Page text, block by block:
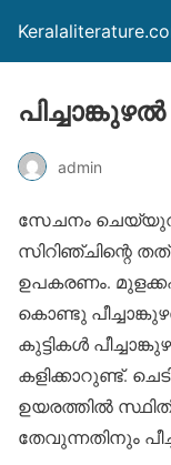
പിച്ചാങ്കുഴല്‍
admin
സേചനം
സിറിഞ്ചിന്റെ
ഉപകരണം.
കൊണ്ടു
കുട്ടികള്‍
കളിക്കാറുണ്ട്.
ഉയരത്തില്‍
തേവുന്നതിനും